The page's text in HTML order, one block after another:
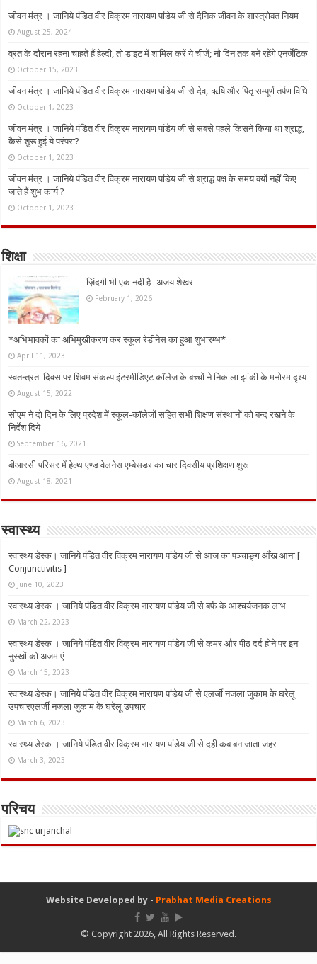
जीवन मंत्र । जानिये पंडित वीर विक्रम नारायण पांडेय जी से दैनिक जीवन के शास्त्रोक्त नियम
August 25, 2024
व्रत के दौरान रहना चाहते हैं हेल्दी, तो डाइट में शामिल करें ये चीजें; नौ दिन तक बने रहेंगे एनर्जेटिक
October 15, 2023
जीवन मंत्र । जानिये पंडित वीर विक्रम नारायण पांडेय जी से देव, ऋषि और पितृ सम्पूर्ण तर्पण विधि
October 1, 2023
जीवन मंत्र । जानिये पंडित वीर विक्रम नारायण पांडेय जी से सबसे पहले किसने किया था श्राद्ध,
कैसे शुरू हुई ये परंपरा?
October 1, 2023
जीवन मंत्र । जानिये पंडित वीर विक्रम नारायण पांडेय जी से श्राद्ध पक्ष के समय क्यों नहीं किए
जाते हैं शुभ कार्य ?
October 1, 2023
शिक्षा
ज़िंदगी भी एक नदी है- अजय शेखर
February 1, 2026
*अभिभावकों का अभिमुखीकरण कर स्कूल रेडीनेस का हुआ शुभारम्भ*
April 11, 2023
स्वतन्त्रता दिवस पर शिवम संकल्प इंटरमीडिएट कॉलेज के बच्चों ने निकाला झांकी के मनोरम दृश्य
August 15, 2022
सीएम ने दो दिन के लिए प्रदेश में स्कूल-कॉलेजों सहित सभी शिक्षण संस्थानों को बन्द रखने के
निर्देश दिये
September 16, 2021
बीआरसी परिसर में हेल्थ एण्ड वेलनेस एम्बेसडर का चार दिवसीय प्रशिक्षण शुरू
August 18, 2021
स्वास्थ्य
स्वास्थ्य डेस्क। जानिये पंडित वीर विक्रम नारायण पांडेय जी से आज का पञ्चाङ्ग आँख आना [
Conjunctivitis ]
June 10, 2023
स्वास्थ्य डेस्क । जानिये पंडित वीर विक्रम नारायण पांडेय जी से बर्फ के आश्चर्यजनक लाभ
March 22, 2023
स्वास्थ्य डेस्क । जानिये पंडित वीर विक्रम नारायण पांडेय जी से कमर और पीठ दर्द होने पर इन
नुस्‍खों को अजमाएं
March 15, 2023
स्वास्थ्य डेस्क। जानिये पंडित वीर विक्रम नारायण पांडेय जी से एलर्जी नजला जुकाम के घरेलू
उपचारएलर्जी नजला जुकाम के घरेलू उपचार
March 6, 2023
स्वास्थ्य डेस्क । जानिये पंडित वीर विक्रम नारायण पांडेय जी से दही कब बन जाता जहर
March 3, 2023
परिचय
Website Developed by - Prabhat Media Creations
© Copyright 2026, All Rights Reserved.